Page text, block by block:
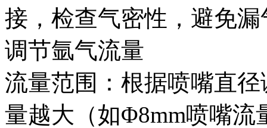
接，检查气密性，避免漏
调节氩气流量
流量范围：根据喷嘴直
量越大（如Φ8mm喷嘴流